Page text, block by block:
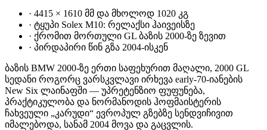
· 4415 × 1610 მმ და მხოლოდ 1020 კგ
· ტყუპი Solex M10: რელაქსი ჰაივეისზე
· ქრომით მორთული GL ბაზის 2000-ზე ზევით
· პირდაპირი წინ გზა 2004-ისკენ
ბაზის BMW 2000-ზე ერთი საფეხურით მაღალი, 2000 GL
სედანი როგორც ვარსკვლავი ირხევა early-70-იანების
New Six ლაინაფში — უპრეტენზიო ფუფუნება,
პრაქტიკულობა და ნორმანოდის ჰოფმაისტერის
ჩახვეული „კარუდი“ ევროპულ გზებზე სენდვიჩივით
იმალებოდა, სანამ 2004 მოვა და გაცვლის.